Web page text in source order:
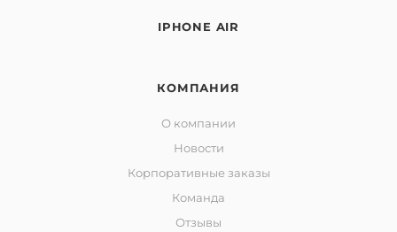
IPHONE AIR
КОМПАНИЯ
О компании
Новости
Корпоративные заказы
Команда
Отзывы